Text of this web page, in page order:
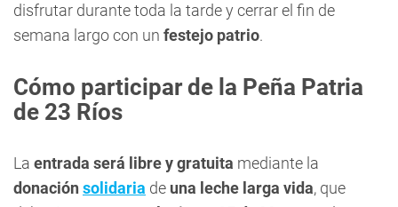
disfrutar durante toda la tarde y cerrar el fin de
semana largo con un festejo patrio.
Cómo participar de la Peña Patria
de 23 Ríos
La entrada será libre y gratuita mediante la
donación solidaria de una leche larga vida, que